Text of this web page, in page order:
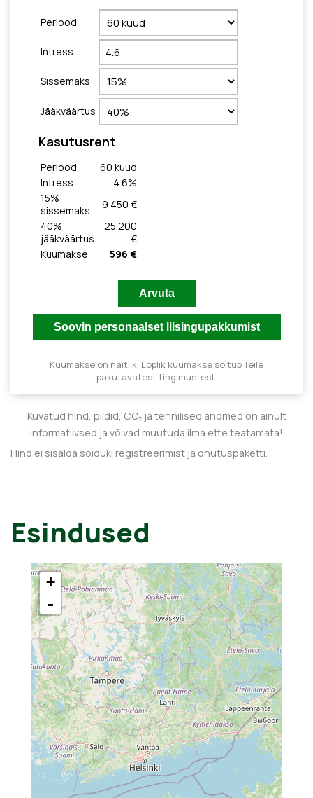
Periood
Intress
Sissemaks
Jääkväärtus
Kasutusrent
Periood 60 kuud
Intress
4.6%
15%
sissemaks
9 450 €
40%
jääkväärtus
25 200
€
Kuumakse
596 €
Kuumakse on näitlik. Lõplik kuumakse sõltub Teile
pakutavatest tingimustest.
Kuvatud hind, pildid, CO₂ ja tehnilised andmed on ainult
informatiivsed ja võivad muutuda ilma ette teatamata!
Hind ei sisalda sõiduki registreerimist ja ohutuspaketti.
Esindused
+
-